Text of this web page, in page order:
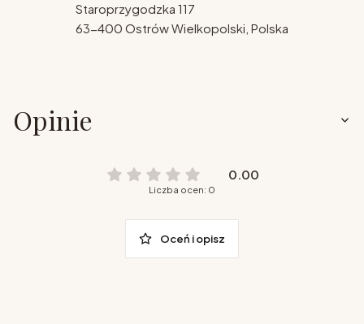
Staroprzygodzka 117
63-400 Ostrów Wielkopolski, Polska
Opinie
0.00
Liczba ocen: 0
Oceń i opisz